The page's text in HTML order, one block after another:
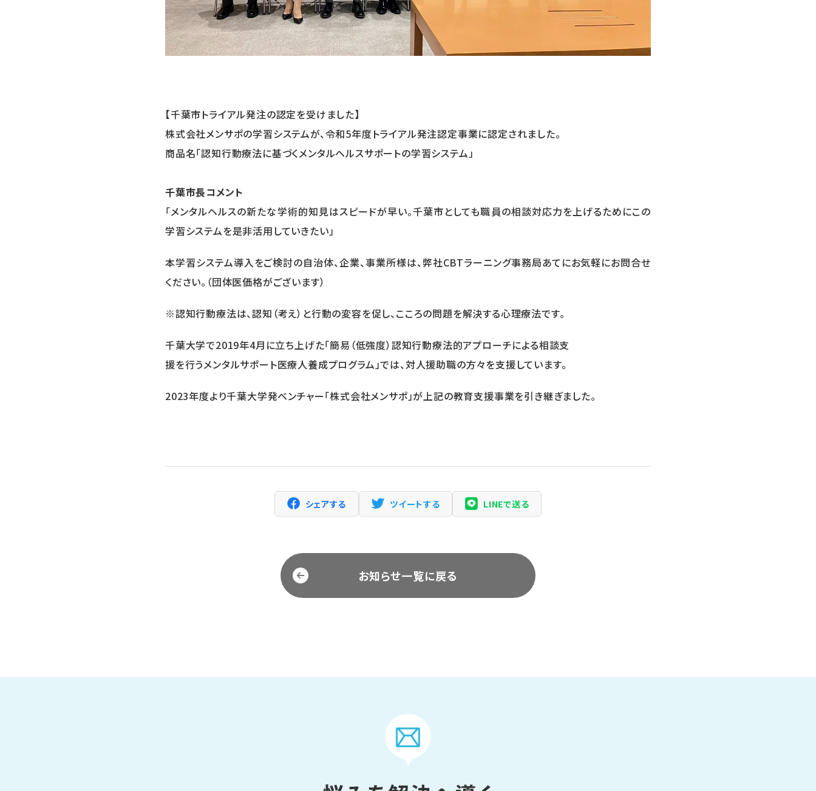
【千葉市トライアル発注の認定を受けました】
株式会社メンサポの学習システムが、令和5年度トライアル発注認定事業に認定されました。
商品名「認知行動療法に基づくメンタルヘルスサポートの学習システム」
千葉市長コメント
「メンタルヘルスの新たな学術的知見はスピードが早い。千葉市としても職員の相談対応力を上げるためにこの
学習システムを是非活用していきたい」
本学習システム導入をご検討の自治体、企業、事業所様は、弊社CBTラーニング事務局あてにお気軽にお問合せ
ください。（団体医価格がございます）
※認知行動療法は、認知（考え）と行動の変容を促し、こころの問題を解決する心理療法です。
千葉⼤学で2019年4⽉に⽴ち上げた「簡易（低強度）認知⾏動療法的アプローチによる相談⽀
援を⾏うメンタルサポート医療⼈養成プログラム」では、対⼈援助職の⽅々を⽀援しています。
2023年度より千葉⼤学発ベンチャー「株式会社メンサポ」が上記の教育⽀援事業を引き継ぎました。
シェアする ツイートする LINEで送る
お知らせ一覧に戻る